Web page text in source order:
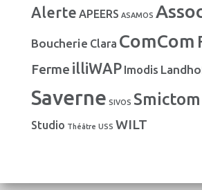
r
e
Alerte APEERS ASAMOS
Boucherie Clara ComCom
Ferme illiWAP Imodis
Saverne SIVOS Smictom
Studio Théâtre USS WILT